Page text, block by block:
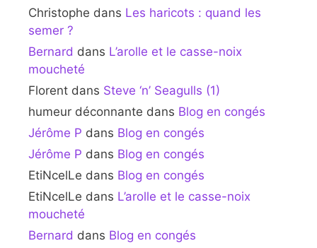
Christophe dans Les haricots : quand les
semer ?
Bernard dans L’arolle et le casse-noix
moucheté
Florent dans Steve ‘n’ Seagulls (1)
humeur déconnante dans Blog en congés
Jérôme P dans Blog en congés
Jérôme P dans Blog en congés
EtiNcelLe dans Blog en congés
EtiNcelLe dans L’arolle et le casse-noix
moucheté
Bernard dans Blog en congés